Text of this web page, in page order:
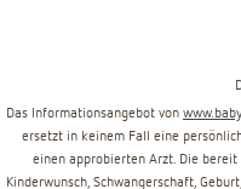
Das Informationsangebot von
ersetzt in keinem Fall eine
einen approbierten Arzt. Die
Kinderwunsch, Schwangerschaft,